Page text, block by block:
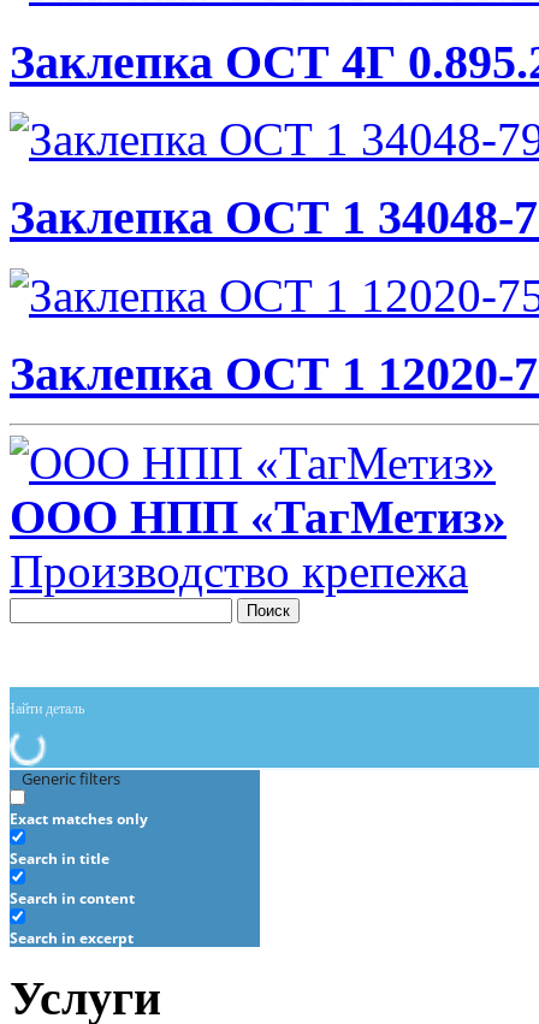
Заклепка ОСТ 4Г
Заклепка ОСТ 1 34048-
Заклепка ОСТ 1 12020-
ООО НПП «ТагМетиз»
Производство крепежа
Поиск
Generic filters
Exact matches only
Search in title
Search in content
Search in excerpt
Услуги